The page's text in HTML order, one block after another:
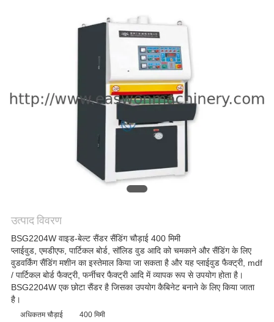
साइटमैप
उत्पाद विवरण
BSG2204W वाइड-बेल्ट सैंडर सैंडिंग चौड़ाई 400 मिमी
प्लाईवुड, एमडीएफ, पार्टिकल बोर्ड, सॉलिड वुड आदि को चमकाने और सैंडिंग के लिए
वुडवर्किंग सैंडिंग मशीन का इस्तेमाल किया जा सकता है और यह प्लाईवुड फैक्ट्री, mdf
/ पार्टिकल बोर्ड फैक्ट्री, फर्नीचर फैक्ट्री आदि में व्यापक रूप से उपयोग होता है।
BSG2204W एक छोटा सैंडर है जिसका उपयोग कैबिनेट बनाने के लिए किया जाता
है।
अधिकतम चौड़ाई 400 मिमी